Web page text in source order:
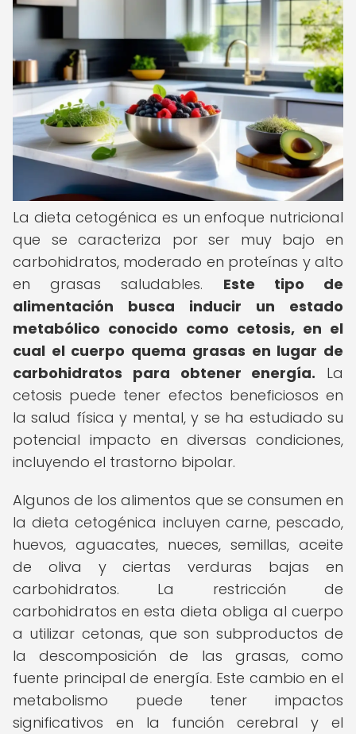
La dieta cetogénica es un enfoque nutricional
que se caracteriza por ser muy bajo en
carbohidratos, moderado en proteínas y alto
en grasas saludables. Este tipo de
alimentación busca inducir un estado
metabólico conocido como cetosis, en el
cual el cuerpo quema grasas en lugar de
carbohidratos para obtener energía. La
cetosis puede tener efectos beneficiosos en
la salud física y mental, y se ha estudiado su
potencial impacto en diversas condiciones,
incluyendo el trastorno bipolar.
Algunos de los alimentos que se consumen en
la dieta cetogénica incluyen carne, pescado,
huevos, aguacates, nueces, semillas, aceite
de oliva y ciertas verduras bajas en
carbohidratos. La restricción de
carbohidratos en esta dieta obliga al cuerpo
a utilizar cetonas, que son subproductos de
la descomposición de las grasas, como
fuente principal de energía. Este cambio en el
metabolismo puede tener impactos
significativos en la función cerebral y el